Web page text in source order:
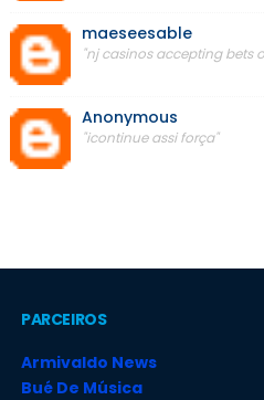
maeseesable
"nj casinos accepting bets
Anonymous
"icontinue assi força"
PARCEIROS
Armivaldo News
Bué De Música